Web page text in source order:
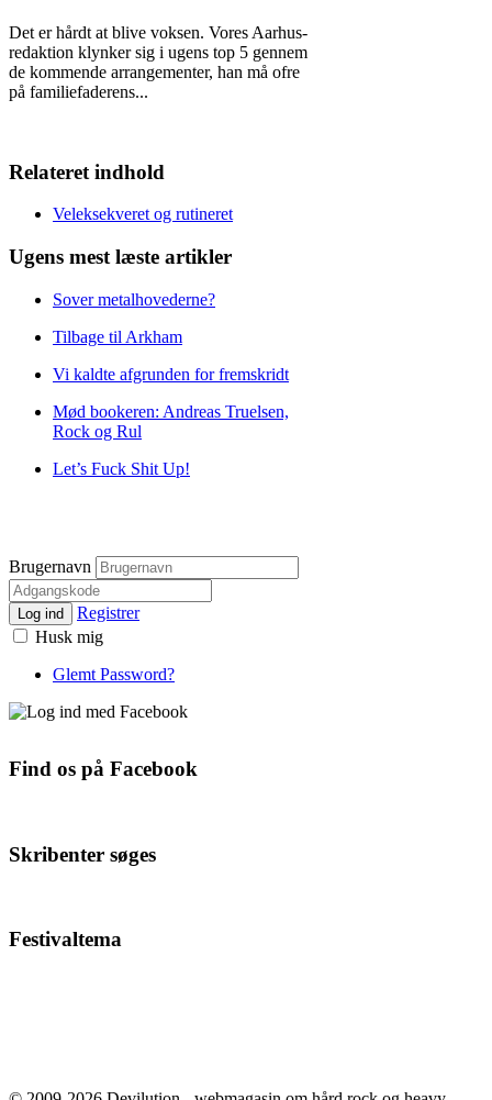
Det er hårdt at blive voksen. Vores Aarhus-
redaktion klynker sig i ugens top 5 gennem
de kommende arrangementer, han må ofre
på familiefaderens...
Relateret indhold
Veleksekveret og rutineret
Ugens mest læste artikler
Sover metalhovederne?
Tilbage til Arkham
Vi kaldte afgrunden for fremskridt
Mød bookeren: Andreas Truelsen,
Rock og Rul
Let’s Fuck Shit Up!
Brugernavn
Log ind
Registrer
Husk mig
Glemt Password?
Find os på Facebook
Skribenter søges
Festivaltema